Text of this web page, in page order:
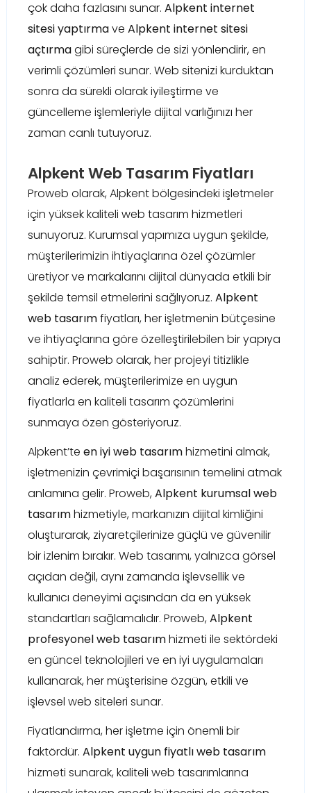
çok daha fazlasını sunar. Alpkent internet
sitesi yaptırmave Alpkent internet sitesi
açtırmagibi süreçlerde de sizi yönlendirir, en
verimli çözümleri sunar. Web sitenizi kurduktan
sonra da sürekli olarak iyileştirme ve
güncelleme işlemleriyle dijital varlığınızı her
zaman canlı tutuyoruz.
Alpkent Web Tasarım Fiyatları
Proweb olarak, Alpkent bölgesindeki işletmeler
için yüksek kaliteli web tasarım hizmetleri
sunuyoruz. Kurumsal yapımıza uygun şekilde,
müşterilerimizin ihtiyaçlarına özel çözümler
üretiyor ve markalarını dijital dünyada etkili bir
şekilde temsil etmelerini sağlıyoruz. Alpkent
web tasarımfiyatları, her işletmenin bütçesine
ve ihtiyaçlarına göre özelleştirilebilen bir yapıya
sahiptir. Proweb olarak, her projeyi titizlikle
analiz ederek, müşterilerimize en uygun
fiyatlarla en kaliteli tasarım çözümlerini
sunmaya özen gösteriyoruz.
Alpkent’te en iyi web tasarımhizmetini almak,
işletmenizin çevrimiçi başarısının temelini atmak
anlamına gelir. Proweb,Alpkent kurumsal web
tasarımhizmetiyle, markanızın dijital kimliğini
oluşturarak, ziyaretçilerinize güçlü ve güvenilir
bir izlenim bırakır. Web tasarımı, yalnızca görsel
açıdan değil, aynı zamanda işlevsellik ve
kullanıcı deneyimi açısından da en yüksek
standartları sağlamalıdır. Proweb,Alpkent
profesyonel web tasarımhizmeti ile sektördeki
en güncel teknolojileri ve en iyi uygulamaları
kullanarak, her müşterisine özgün, etkili ve
işlevsel web siteleri sunar.
Fiyatlandırma, her işletme için önemli bir
faktördür. Alpkent uygun fiyatlı web tasarım
hizmeti sunarak, kaliteli web tasarımlarına